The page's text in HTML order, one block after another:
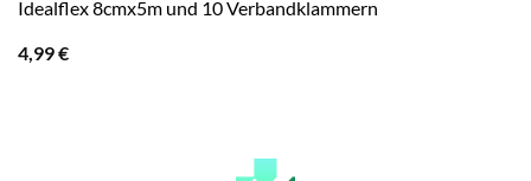
Idealflex 8cmx5m und 10 Verbandklammern
4,99€